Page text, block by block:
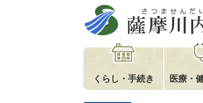
くらし・手続き 医療・